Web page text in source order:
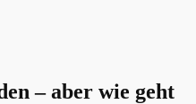
– aber wie geht